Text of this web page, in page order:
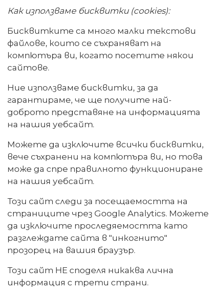
Как използваме бисквитки (cookies):
Бисквитките са много малки текстови
файлове, които се съхраняват на
компютъра ви, когато посетите някои
сайтове.
Ние използваме бисквитки, за да
гарантираме, че ще получите най-
доброто представяне на информацията
на нашия уебсайт.
Можете да изключите всички бисквитки,
вече съхранени на компютъра ви, но това
може да спре правилното функциониране
на нашия уебсайт.
Този сайт следи за посещаемостта на
страниците чрез Google Analytics. Можете
да изключите проследяемостта като
разглеждате сайта в "инкогнито"
прозорец на вашия браузър.
Този сайт НЕ споделя никаква лична
информация с трети страни.